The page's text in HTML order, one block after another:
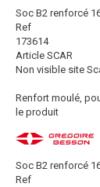
Soc B2 renforcé
Ref
173614
Article SCAR
Non visible site
Renfort moulé,
le produit
Soc B2 renforcé
Ref